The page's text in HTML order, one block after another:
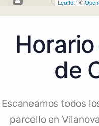
Leaflet| ©
de
Escaneamos todos
parcello en